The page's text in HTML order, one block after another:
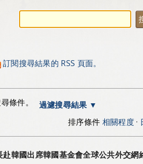
訂閱搜尋結果的 RSS 頁面。
條件。
過濾搜尋結果
排序條件 相關程度·
赴韓國出席韓國基金會全球公共外交網